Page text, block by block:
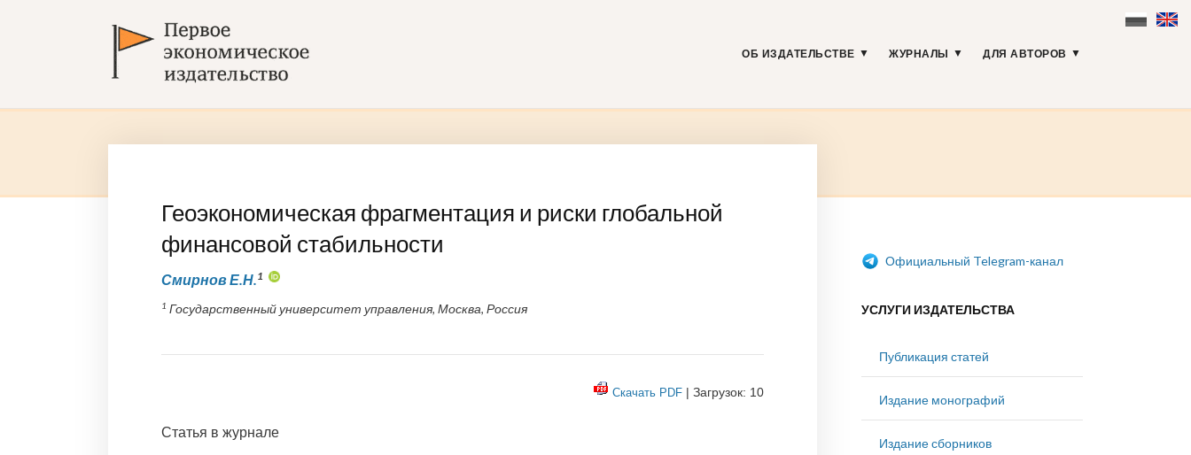
ОБ ИЗДАТЕЛЬСТВЕ ЖУРНАЛЫ ДЛЯ АВТОРОВ
Геоэкономическая фрагментация и риски глобальной
финансовой стабильности
Смирнов Е.Н.1
1 Государственный университет управления, Москва, Россия
Скачать PDF | Загрузок: 10
Статья в журнале
Официальный Telegram-канал
УСЛУГИ ИЗДАТЕЛЬСТВА
Публикация статей
Издание монографий
Издание сборников